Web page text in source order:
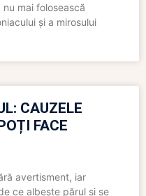
mai folosească
și a mirosului
CAUZELE
FACE
avertisment, iar
ce albește părul și se